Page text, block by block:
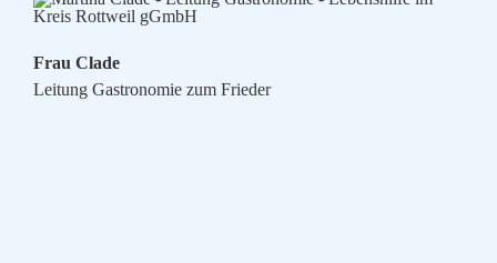
Frau Clade
Leitung Gastronomie zum Frieder